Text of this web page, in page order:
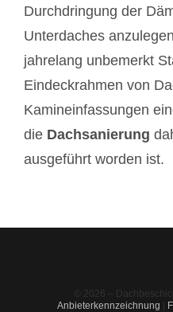
Durchdringung der
Unterdaches
jahrelang unbemerkt
Eindeckrahmen von
Kamineinfassungen
die Dachsanierung
ausgeführt worden ist.
© 2026 –
Anbieterkennzeichnung |